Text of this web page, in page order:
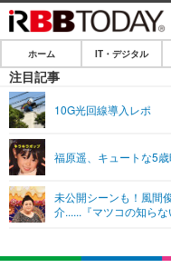
ホーム
IT・デジタル
ショッピング
SPEED TEST
エンタメ
エンタメTOP
ライフ
ライフTOP
リリース一覧
ホーム IT・デジタル
注目記事
10G光回線導入レポ
福原遥、キュートな5歳
未公開シーンも！風間
介......『マツコの知らな